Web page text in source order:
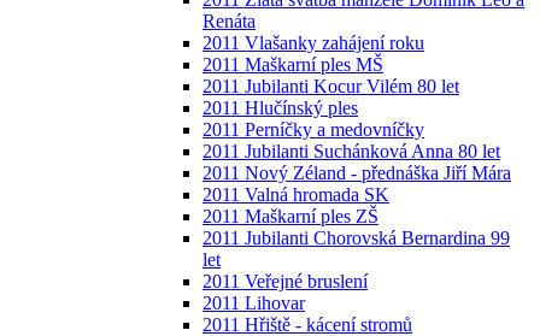
Renáta
2011 Vlašanky zahájení roku
2011 Maškarní ples MŠ
2011 Jubilanti Kocur Vilém 80 let
2011 Hlučínský ples
2011 Perníčky a medovníčky
2011 Jubilanti Suchánková Anna 80 let
2011 Nový Zéland - přednáška Jiří Mára
2011 Valná hromada SK
2011 Maškarní ples ZŠ
2011 Jubilanti Chorovská Bernardina 99
let
2011 Veřejné bruslení
2011 Lihovar
2011 Hřiště - kácení stromů